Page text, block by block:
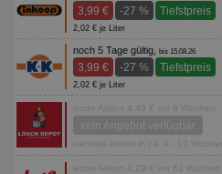
3,99 € -27 % Tiefstpreis
2,02 € je Liter
noch 5 Tage gültig, bis 15.08.26
3,99 € -27 % Tiefstpreis
2,02 € je Liter
letzte Aktion 4,49 € vor 8 Wochen
kein Angebot verfügbar
nächste Aktion in ca. 9 - 10 Wochen
letzte Aktion 4,29 € vor 62 Wochen